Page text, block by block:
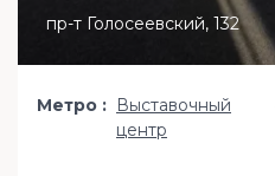
пр-т Голосеевский, 132
Метро
Выставочный
центр